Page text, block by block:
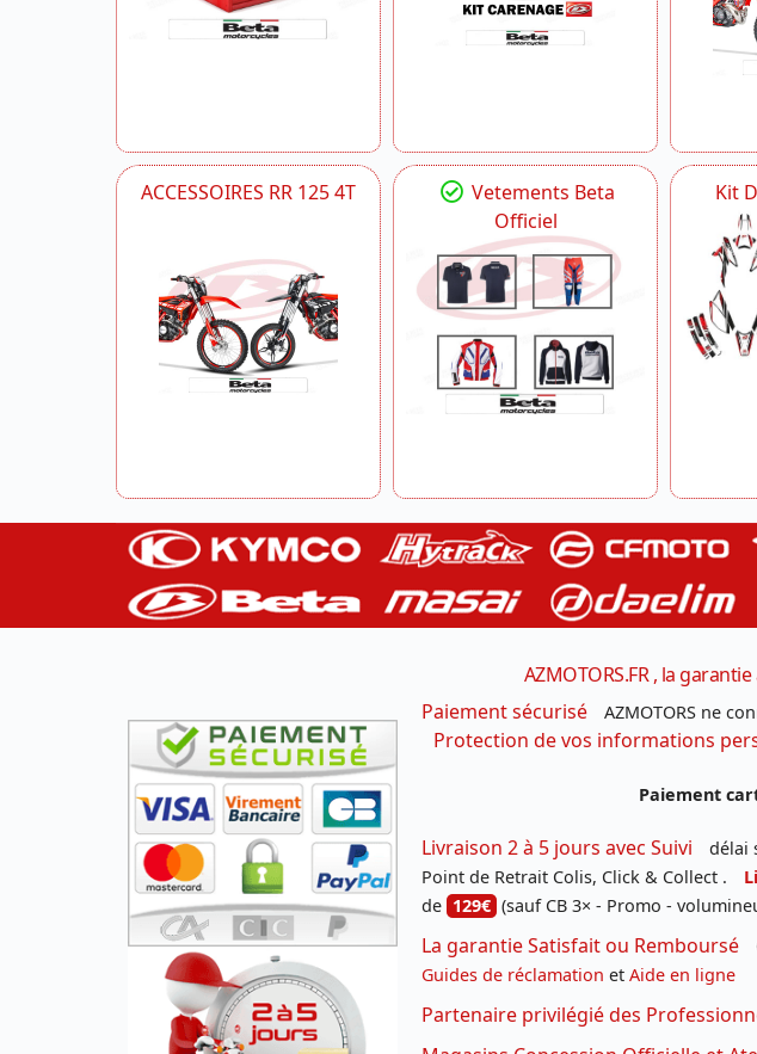
ACCESSOIRES RR 125 4T
Vetements Beta
Officiel
Kit
AZMOTORS.FR , la
Paiement sécurisé
AZMOTORS ne
Protection de vos informations
Paiement
Livraison 2 à 5 jours avec Suivi
délai
Point de Retrait Colis, Click & Collect .
de 129€ (sauf CB 3× - Promo -
La garantie Satisfait ou Remboursé
Guides de réclamation et Aide en ligne
Partenaire privilégié des